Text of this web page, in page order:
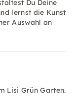
Du Deine
lernst die Kunst
Auswahl an
Lisi Grün Garten.